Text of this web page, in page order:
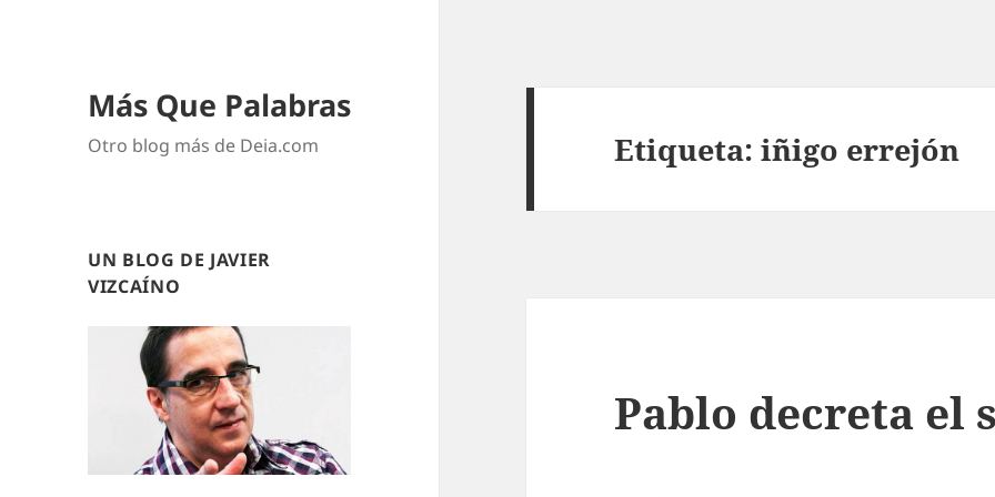
Más Que Palabras
Otro blog más de Deia.com
UN BLOG DE JAVIER
VIZCAÍNO
Etiqueta:iñigo errejón
Pablo decreta el